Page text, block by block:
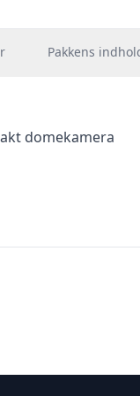
Pakkens
domekamera